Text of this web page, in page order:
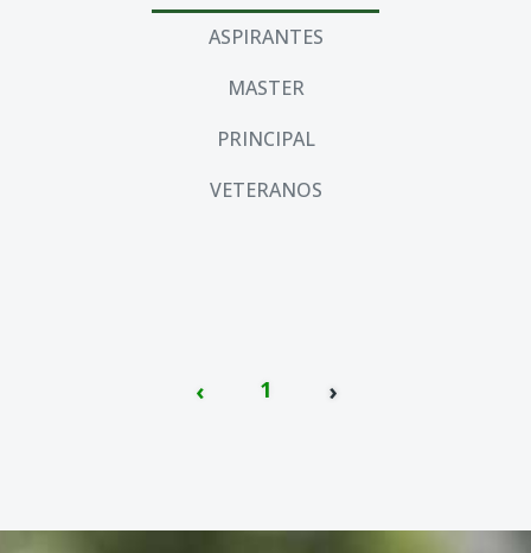
ASPIRANTES
MASTER
PRINCIPAL
VETERANOS
‹ 1 ›